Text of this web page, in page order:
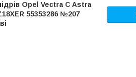
Opel Vectra C Astra
55353286 №207